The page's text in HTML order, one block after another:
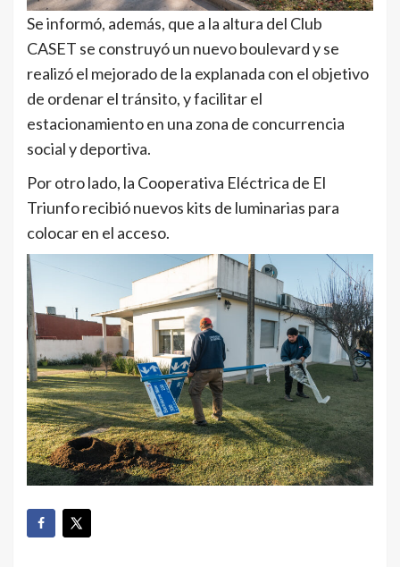
Se informó, además, que a la altura del Club
CASET se construyó un nuevo boulevard y se
realizó el mejorado de la explanada con el objetivo
de ordenar el tránsito, y facilitar el
estacionamiento en una zona de concurrencia
social y deportiva.
Por otro lado, la Cooperativa Eléctrica de El
Triunfo recibió nuevos kits de luminarias para
colocar en el acceso.